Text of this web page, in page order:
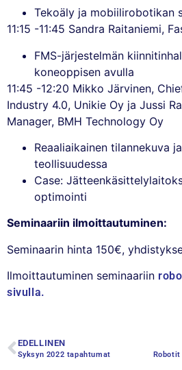
Tekoäly ja mobiilirobotikan
11:15 -11:45 Sandra Raitaniemi,
FMS-järjestelmän
koneoppisen avulla
11:45 -12:20 Mikko Järvinen,
Industry 4.0, Unikie Oy ja Jussi
Manager, BMH Technology Oy
Reaaliaikainen tilannekuva
teollisuudessa
Case:
optimointi
Seminaariin ilmoittautuminen:
Seminaarin hinta 150€,
Ilmoittautuminen seminaariin
sivulla.
EDELLINEN
Syksyn 2022 tapahtumat